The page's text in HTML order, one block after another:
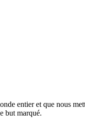
entier et que nous
but marqué.